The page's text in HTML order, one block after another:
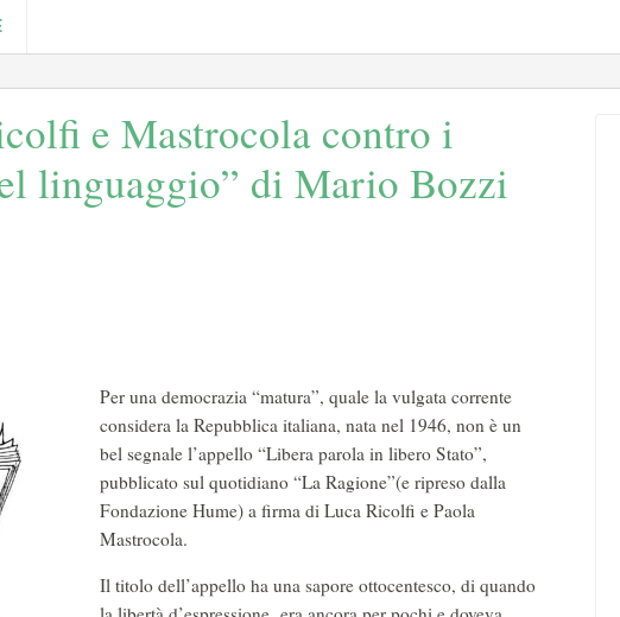
e Mastrocola contro i
linguaggio” di Mario Bozzi
Per una democrazia “matura”, quale la vulgata corrente
considera la Repubblica italiana, nata nel 1946, non è un
bel segnale l’appello “Libera parola in libero Stato”,
pubblicato sul quotidiano “La Ragione”(e ripreso dalla
Fondazione Hume) a firma di Luca Ricolfi e Paola
Mastrocola.
Il titolo dell’appello ha una sapore ottocentesco, di quando